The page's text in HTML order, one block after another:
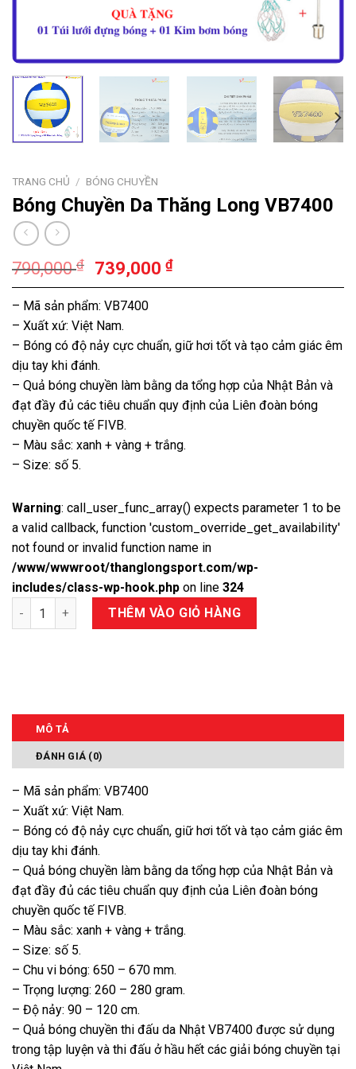
TRANG CHỦ / BÓNG CHUYỀN
Bóng Chuyền Da Thăng Long VB7400
790,000₫ 739,000 ₫
– Mã sản phẩm: VB7400
– Xuất xứ: Việt Nam.
– Bóng có độ nảy cực chuẩn, giữ hơi tốt và tạo cảm giác êm
dịu tay khi đánh.
– Quả bóng chuyền làm bằng da tổng hợp của Nhật Bản và
đạt đầy đủ các tiêu chuẩn quy định của Liên đoàn bóng
chuyền quốc tế FIVB.
– Màu sắc: xanh + vàng + trắng.
– Size: số 5.
Warning: call_user_func_array() expects parameter 1 to be
a valid callback, function 'custom_override_get_availability'
not found or invalid function name in
/www/wwwroot/thanglongsport.com/wp-
includes/class-wp-hook.php on line 324
Số lượng THÊM VÀO GIỎ HÀNG
MÔ TẢ
ĐÁNH GIÁ (0)
– Mã sản phẩm: VB7400
– Xuất xứ: Việt Nam.
– Bóng có độ nảy cực chuẩn, giữ hơi tốt và tạo cảm giác êm
dịu tay khi đánh.
– Quả bóng chuyền làm bằng da tổng hợp của Nhật Bản và
đạt đầy đủ các tiêu chuẩn quy định của Liên đoàn bóng
chuyền quốc tế FIVB.
– Màu sắc: xanh + vàng + trắng.
– Size: số 5.
– Chu vi bóng: 650 – 670 mm.
– Trọng lượng: 260 – 280 gram.
– Độ nảy: 90 – 120 cm.
– Quả bóng chuyền thi đấu da Nhật VB7400 được sử dụng
trong tập luyện và thi đấu ở hầu hết các giải bóng chuyền tại